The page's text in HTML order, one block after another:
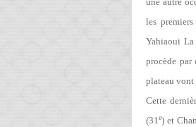
les
Yahiaoui
procède par
plateau vont
Cette
(31e) et